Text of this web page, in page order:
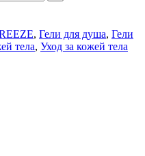
, Гели для душа, Гели
тела, Уход за кожей тела